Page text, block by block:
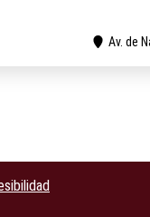
Av. de